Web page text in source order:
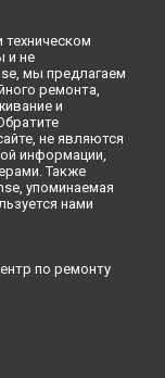
Hisense вОмске
Hisense в
Hisense в
Hisense в
Hisense в
Hisense в
техническом
и не
мы предлагаем
ремонта,
и
не являются
информации,
Также
упоминаемая
нами
по ремонту